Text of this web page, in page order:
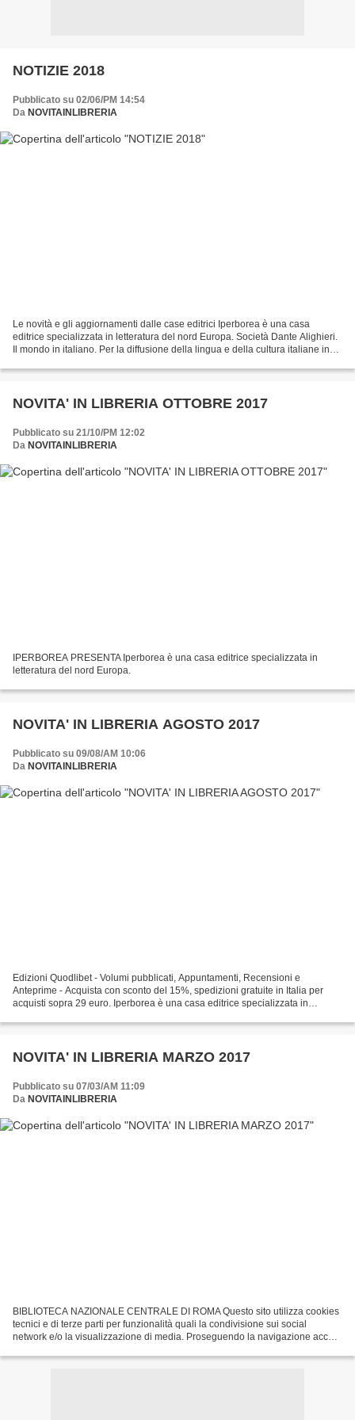
NOTIZIE 2018
Pubblicato su 02/06/PM 14:54
Da NOVITAINLIBRERIA
Le novità e gli aggiornamenti dalle case editrici Iperborea è una casa
editrice specializzata in letteratura del nord Europa. Società Dante Alighieri.
Il mondo in italiano. Per la diffusione della lingua e della cultura italiane in
NOVITA' IN LIBRERIA OTTOBRE 2017
Pubblicato su 21/10/PM 12:02
Da NOVITAINLIBRERIA
IPERBOREA PRESENTA Iperborea è una casa editrice specializzata in
letteratura del nord Europa.
NOVITA' IN LIBRERIA AGOSTO 2017
Pubblicato su 09/08/AM 10:06
Da NOVITAINLIBRERIA
Edizioni Quodlibet - Volumi pubblicati, Appuntamenti, Recensioni e
Anteprime - Acquista con sconto del 15%, spedizioni gratuite in Italia per
acquisti sopra 29 euro. Iperborea è una casa editrice specializzata in
NOVITA' IN LIBRERIA MARZO 2017
Pubblicato su 07/03/AM 11:09
Da NOVITAINLIBRERIA
BIBLIOTECA NAZIONALE CENTRALE DI ROMA Questo sito utilizza cookies
tecnici e di terze parti per funzionalità quali la condivisione sui social
network e/o la visualizzazione di media. Proseguendo la navigazione accetti